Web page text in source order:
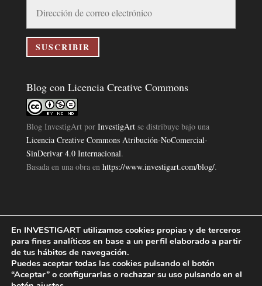
correo
electrónico
SUSCRIBIR
Blog con Licencia Creative Commons
Blog InvestigArtpor InvestigArtse distribuye bajo una
Licencia Creative Commons Atribución-NoComercial-
SinDerivar 4.0 Internacional.
Basada en una obra en https://www.investigart.com/blog/.
Política de Privacidad|Aviso Legal|Política de Cookies|
Investigart Copyright © 2019. |
En INVESTIGART utilizamos cookies propias y de terceros
para fines analíticos en base a un perfil elaborado a partir
de tus hábitos de navegación.
Puedes aceptar todas las cookies pulsando el botón
“Aceptar” o configurarlas o rechazar su uso pulsando en el